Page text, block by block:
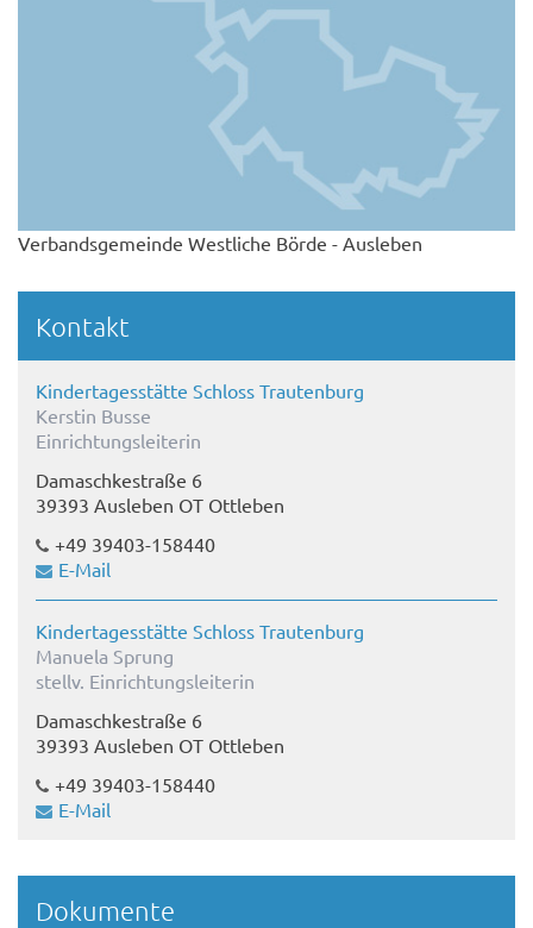
Verbandsgemeinde Westliche Börde - Ausleben
Kontakt
Kindertagesstätte Schloss Trautenburg
Kerstin Busse
Einrichtungsleiterin
Damaschkestraße 6
39393 Ausleben OT Ottleben
+49 39403-158440
E-Mail
Kindertagesstätte Schloss Trautenburg
Manuela Sprung
stellv. Einrichtungsleiterin
Damaschkestraße 6
39393 Ausleben OT Ottleben
+49 39403-158440
E-Mail
Dokumente